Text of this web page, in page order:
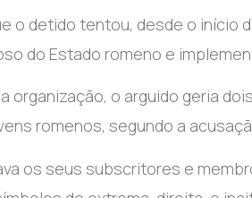
o detido tentou, desde o início
do Estado romeno e
organização, o arguido geria
romenos, segundo a
os seus subscritores e